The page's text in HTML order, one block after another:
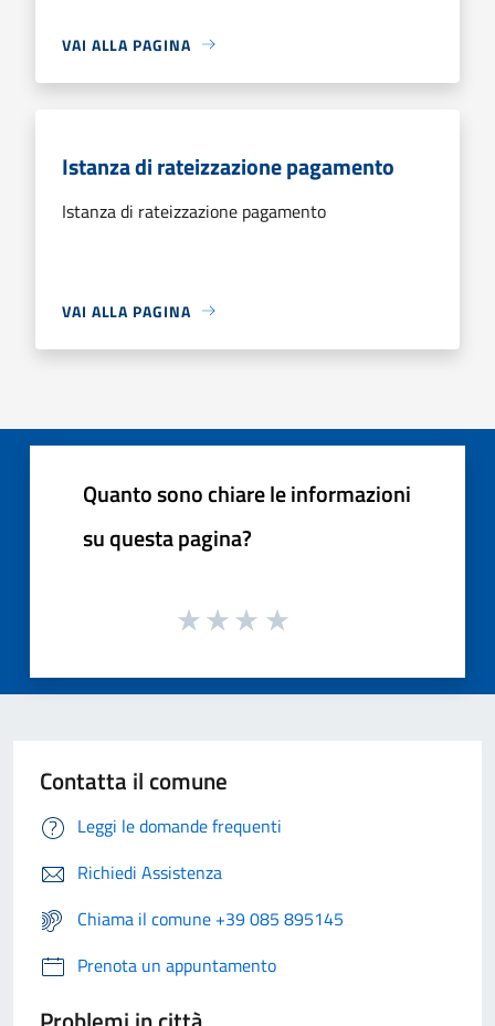
VAI ALLA PAGINA
Istanza di rateizzazione pagamento
Istanza di rateizzazione pagamento
VAI ALLA PAGINA
Quanto sono chiare le informazioni
su questa pagina?
Contatta il comune
Leggi le domande frequenti
Richiedi Assistenza
Chiama il comune +39 085 895145
Prenota un appuntamento